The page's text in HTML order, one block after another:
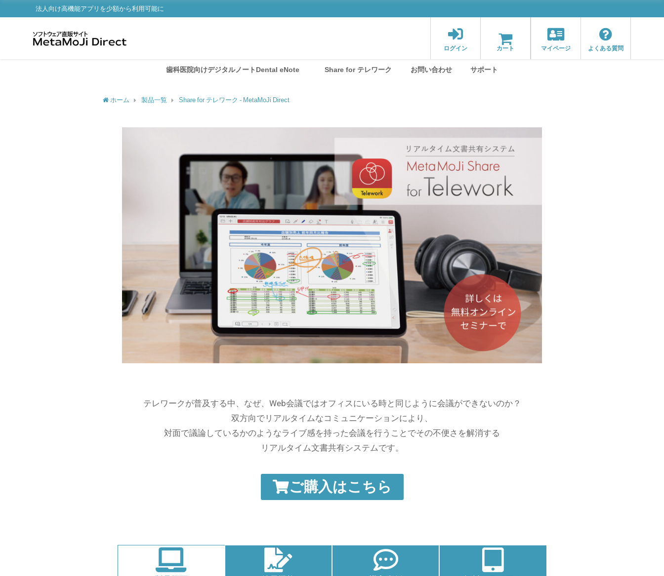
法人向け高機能アプリを少額から利用可能に
ログイン カート マイページ よくある質問
歯科医院向けデジタルノートDental eNote® Share for テレワーク お問い合わせ サポート
ホーム 製品一覧 Share for テレワーク - MetaMoJi Direct
テレワークが普及する中、なぜ、Web会議ではオフィスにいる時と同じように会議ができないのか？
双方向でリアルタイムなコミュニケーションにより、
対面で議論しているかのようなライブ感を持った会議を行うことでその不便さを解消する
リアルタイム文書共有システムです。
ご購入はこちら